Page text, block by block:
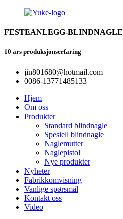
FESTEANLEGG-BLINDNAGLE
10 års produksjonserfaring
jin801680@hotmail.com
0086-13771485133
Hjem
Om oss
Produkter
Standard blindnagle
Spesiell blindnagle
Naglemutter
Naglepistol
Nye produkter
Nyheter
Fabrikkomvisning
Vanlige spørsmål
Kontakt oss
Video